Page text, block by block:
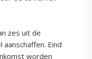
zes uit de
Eind
worden